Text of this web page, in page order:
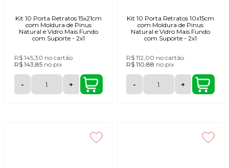
Kit 10 Porta Retratos 15x21cm
com Moldura de Pinus
Natural e Vidro Mais Fundo
com Suporte - 2x1
R$ 145,30 no cartão
R$ 143,85 no pix
- +
Kit 10 Porta Retratos 10x15cm
com Moldura de Pinus
Natural e Vidro Mais Fundo
com Suporte - 2x1
R$ 112,00 no cartão
R$ 110,88 no pix
- +